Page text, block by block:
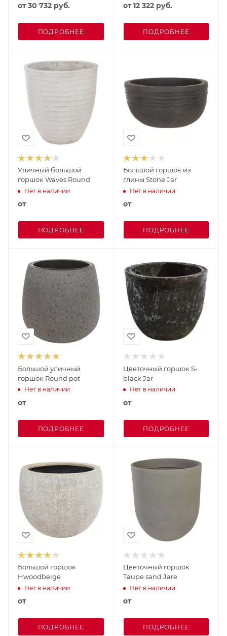
от30 732 руб.
ПОДРОБНЕЕ
от12 322 руб.
ПОДРОБНЕЕ
Уличный большой
горшок Waves Round
Нет в наличии
от
ПОДРОБНЕЕ
Большой горшок из
глины Stone Jar
Нет в наличии
от
ПОДРОБНЕЕ
Большой уличный
горшок Round pot
Нет в наличии
от
ПОДРОБНЕЕ
Цветочный горшок S-
black Jar
Нет в наличии
от
ПОДРОБНЕЕ
Большой горшок
Hwoodbeige
Нет в наличии
от
ПОДРОБНЕЕ
Цветочный горшок
Taupe sand Jare
Нет в наличии
от
ПОДРОБНЕЕ